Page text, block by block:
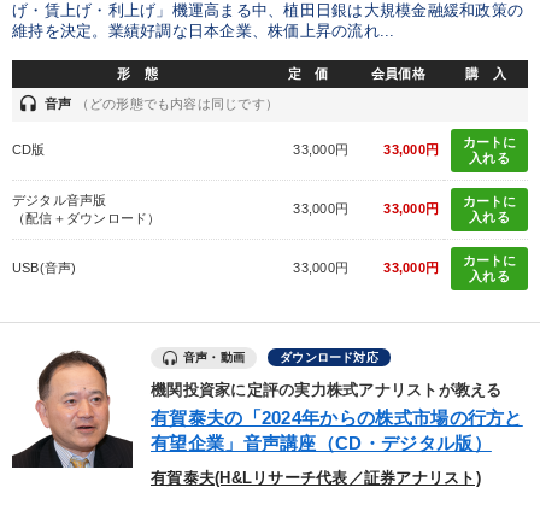
げ・賃上げ・利上げ」機運高まる中、植田日銀は大規模金融緩和政策の
維持を決定。業績好調な日本企業、株価上昇の流れ...
形 態 定 価 会員価格 購 入
headset 音声 （どの形態でも内容は同じです）
CD版 33,000円 33,000円
カートに
入れる
デジタル音声版
（配信＋ダウンロード）
33,000円 33,000円
カートに
入れる
USB(音声) 33,000円 33,000円
カートに
入れる
音声・動画 ダウンロード対応
機関投資家に定評の実力株式アナリストが教える
有賀泰夫の「2024年からの株式市場の行方と
有望企業」音声講座（CD・デジタル版）
有賀泰夫(H&Lリサーチ代表／証券アナリスト)